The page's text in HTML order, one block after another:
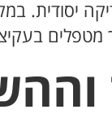
יסודית.
מטפלים